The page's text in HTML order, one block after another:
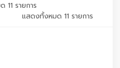
11 รายการ
แสดงทั้งหมด 11 รายการ